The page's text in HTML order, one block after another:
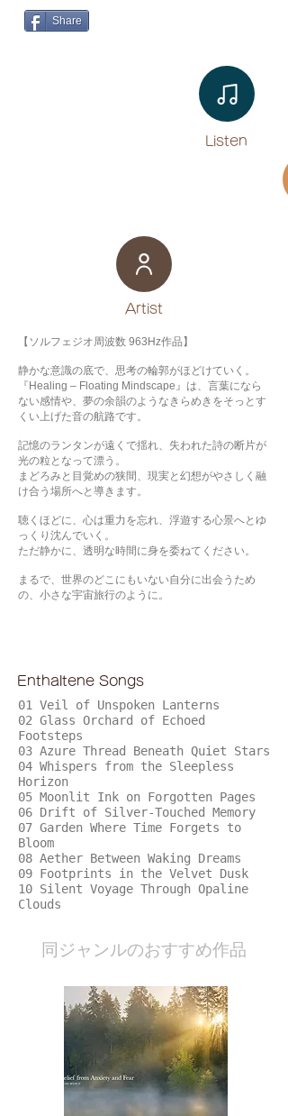
Share
Listen​
​Artist
【ソルフェジオ周波数 963Hz作品】
静かな意識の底で、思考の輪郭がほどけていく。
『Healing – Floating Mindscape』は、言葉になら
ない感情や、夢の余韻のようなきらめきをそっとす
くい上げた音の航路です。
記憶のランタンが遠くで揺れ、失われた詩の断片が
光の粒となって漂う。
まどろみと目覚めの狭間、現実と幻想がやさしく融
け合う場所へと導きます。
聴くほどに、心は重力を忘れ、浮遊する心景へとゆ
っくり沈んでいく。
ただ静かに、透明な時間に身を委ねてください。
まるで、世界のどこにもいない自分に出会うため
の、小さな宇宙旅行のように。
Enthaltene Songs
01 Veil of Unspoken Lanterns
02 Glass Orchard of Echoed
Footsteps
03 Azure Thread Beneath Quiet Stars
04 Whispers from the Sleepless
Horizon
05 Moonlit Ink on Forgotten Pages
06 Drift of Silver-Touched Memory
07 Garden Where Time Forgets to
Bloom
08 Aether Between Waking Dreams
09 Footprints in the Velvet Dusk
10 Silent Voyage Through Opaline
Clouds
​同ジャンルのおすすめ作品